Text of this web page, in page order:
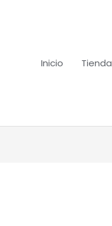
Inicio
Tienda